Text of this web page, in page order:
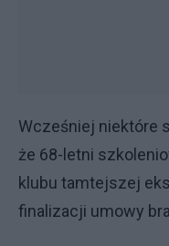
Wcześniej niektóre
że 68-letni
klubu tamtejszej
finalizacji umowy